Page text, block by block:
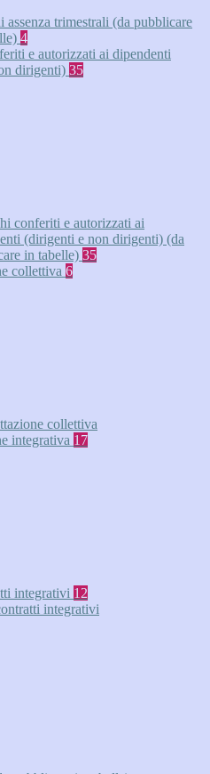
assenza trimestrali (da pubblicare
4
e autorizzati ai dipendenti
dirigenti) 35
conferiti e autorizzati ai
(dirigenti e non dirigenti) (da
in tabelle) 35
collettiva 6
collettiva
integrativa 17
integrativi 12
integrativi